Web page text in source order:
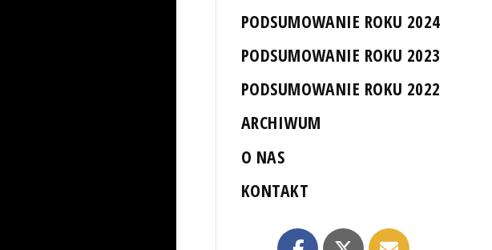
PODSUMOWANIE ROKU 2024
PODSUMOWANIE ROKU 2023
PODSUMOWANIE ROKU 2022
ARCHIWUM
O NAS
KONTAKT